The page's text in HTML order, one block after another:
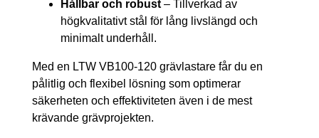
Hållbar och robust – Tillverkad av
högkvalitativt stål för lång livslängd och
minimalt underhåll.
Med en LTW VB100-120 grävlastare får du en
pålitlig och flexibel lösning som optimerar
säkerheten och effektiviteten även i de mest
krävande grävprojekten.